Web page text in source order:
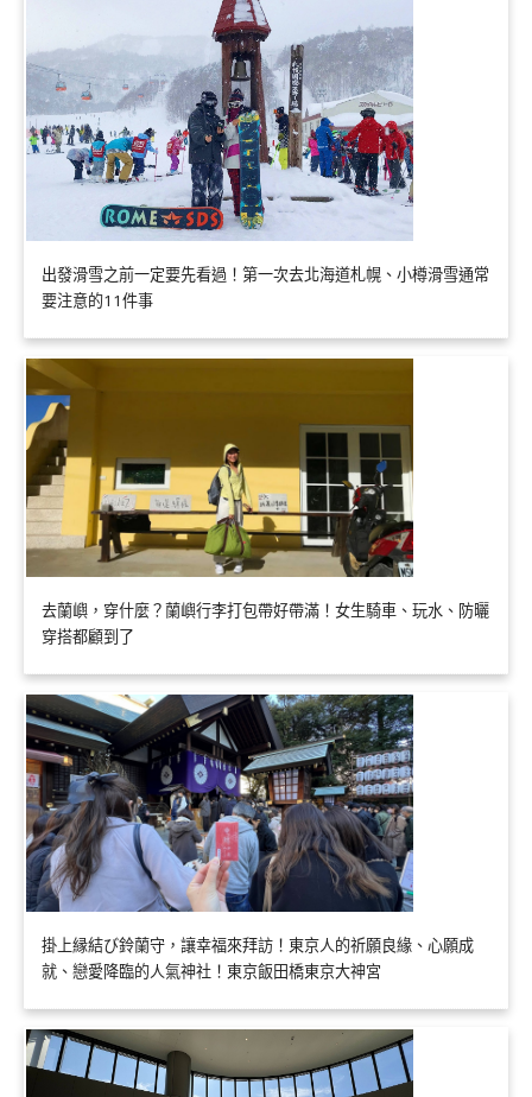
出發滑雪之前一定要先看過！第一次去北海道札幌、小樽滑雪通常
要注意的11件事
去蘭嶼，穿什麼？蘭嶼行李打包帶好帶滿！女生騎車、玩水、防曬
穿搭都顧到了
掛上縁結び鈴蘭守，讓幸福來拜訪！東京人的祈願良緣、心願成
就、戀愛降臨的人氣神社！東京飯田橋東京大神宮